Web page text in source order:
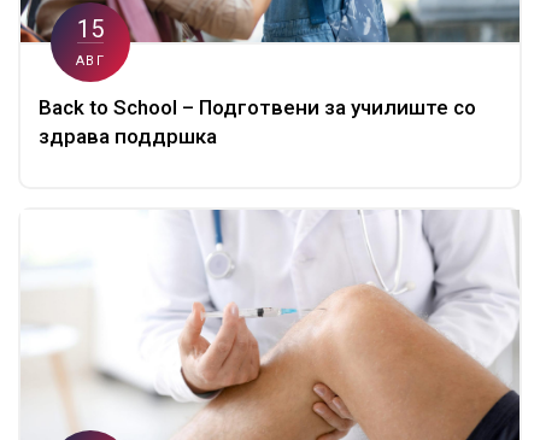
15
АВГ
Back to School – Подготвени за училиште со
здрава поддршка